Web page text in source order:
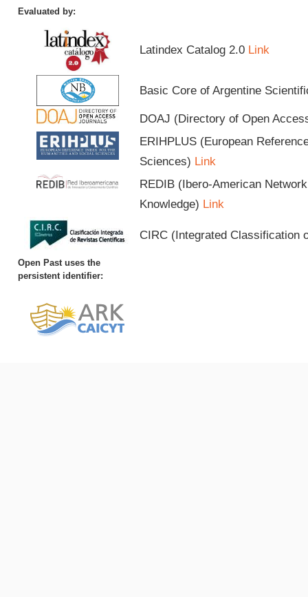
Evaluated by:
Latindex Catalog 2.0 Link
Basic Core of Argentine
DOAJ (Directory of Open
ERIHPLUS (European
Sciences) Link
REDIB (Ibero-American
Knowledge) Link
CIRC (Integrated Classification
Open Past uses the
persistent identifier: